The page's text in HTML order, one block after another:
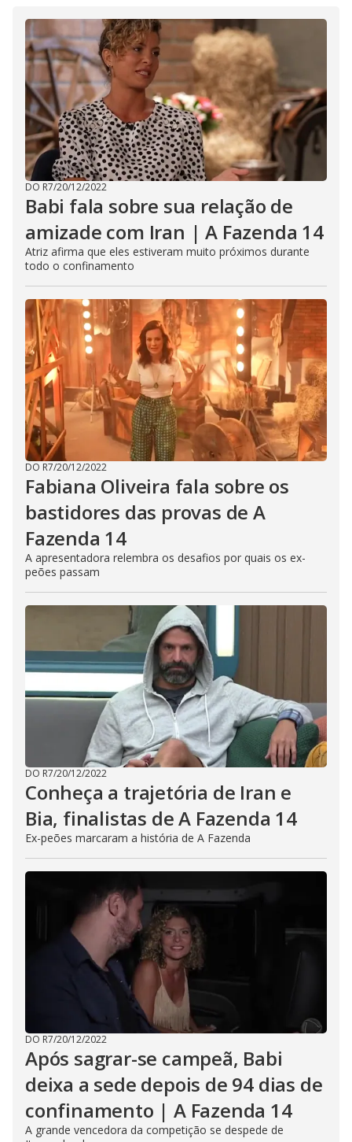
DO R7/20/12/2022
Babi fala sobre sua relação de
amizade com Iran | A Fazenda 14
Atriz afirma que eles estiveram muito próximos durante
todo o confinamento
DO R7/20/12/2022
Fabiana Oliveira fala sobre os
bastidores das provas de A
Fazenda 14
A apresentadora relembra os desafios por quais os ex-
peões passam
DO R7/20/12/2022
Conheça a trajetória de Iran e
Bia, finalistas de A Fazenda 14
Ex-peões marcaram a história de A Fazenda
DO R7/20/12/2022
Após sagrar-se campeã, Babi
deixa a sede depois de 94 dias de
confinamento | A Fazenda 14
A grande vencedora da competição se despede de